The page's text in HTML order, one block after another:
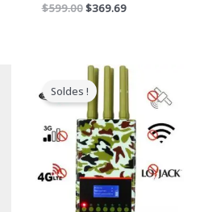
$599.00$369.69
Soldes !
Le
prix
original
était
:
$599.00.
Le
actuel
est
:
$396.99.